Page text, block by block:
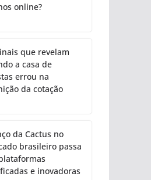
online?
que revelam
a casa de
errou na
da cotação
da Cactus no
brasileiro passa
e inovadoras